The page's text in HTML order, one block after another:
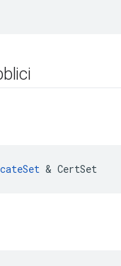
& CertSet